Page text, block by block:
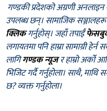
गण्डकी प्रदेशको अग्रणी अनलाइन
उपलब्ध छन्। सामाजिक
क्लिकगर्नुहोस्। जहाँ तपाईँ
लगायतमा पनि हाम्रा सामाग्री
लागिगण्डक न्यूजर हाम्रो अर्को
भिजिट गर्दै गर्नुहोला। साथै, माथि
छ? व्यक्त गर्नुहोला।